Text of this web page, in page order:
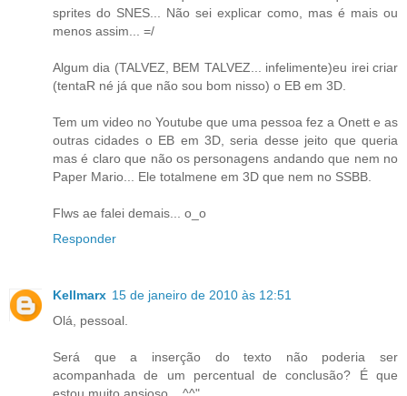
sprites do SNES... Não sei explicar como, mas é mais ou
menos assim... =/
Algum dia (TALVEZ, BEM TALVEZ... infelimente)eu irei criar
(tentaR né já que não sou bom nisso) o EB em 3D.
Tem um video no Youtube que uma pessoa fez a Onett e as
outras cidades o EB em 3D, seria desse jeito que queria
mas é claro que não os personagens andando que nem no
Paper Mario... Ele totalmene em 3D que nem no SSBB.
Flws ae falei demais... o_o
Responder
Kellmarx 15 de janeiro de 2010 às 12:51
Olá, pessoal.
Será que a inserção do texto não poderia ser
acompanhada de um percentual de conclusão? É que